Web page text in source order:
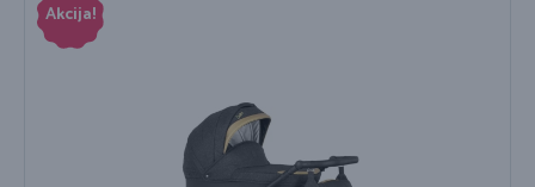
Akcija!